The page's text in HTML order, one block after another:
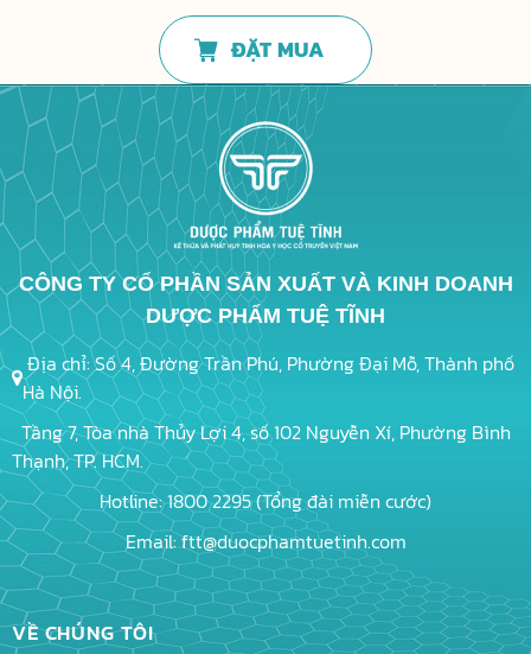
ĐẶT MUA
CÔNG TY CỔ PHẦN SẢN XUẤT VÀ KINH DOANH
DƯỢC PHẨM TUỆ TĨNH
Địa chỉ: Số 4, Đường Trần Phú, Phường Đại Mỗ, Thành phố
Hà Nội.
Tầng 7, Tòa nhà Thủy Lợi 4, số 102 Nguyễn Xí, Phường Bình
Thạnh, TP. HCM.
Hotline: 1800 2295 (Tổng đài miễn cước)
Email: ftt@duocphamtuetinh.com
VỀ CHÚNG TÔI